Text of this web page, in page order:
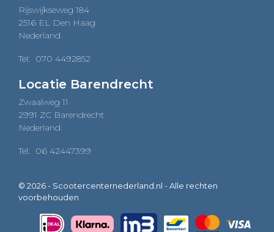
Rijswijkseweg 184
2516 EL Den Haag
Nederland
Tel: 070 4492852
Locatie Barendrecht
Zwaalweg 11
2991 ZC Barendrecht
Nederland
Tel: 06 42447399
© 2026 - Scootercenternederland.nl - Alle rechten
voorbehouden